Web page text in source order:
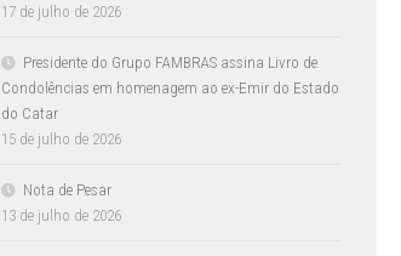
17 de julho de 2026
Presidente do Grupo FAMBRAS assina Livro de
Condolências em homenagem ao ex-Emir do Estado
do Catar
15 de julho de 2026
Nota de Pesar
13 de julho de 2026